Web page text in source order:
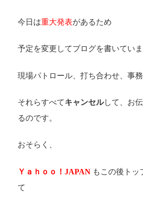
今日は重大発表があるため
予定を変更してブログを書いていま
現場パトロール、打ち合わせ、事
それらすべてキャンセルして、お
るのです。
おそらく、
Ｙａｈｏｏ！JAPANもこの後トッ
て